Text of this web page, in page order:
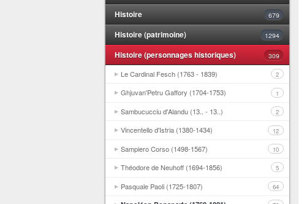
Histoire 679
Histoire (patrimoine) 1294
Histoire (personnages historiques) 309
Le Cardinal Fesch (1763 - 1839) 2
Ghjuvan'Petru Gaffory (1704-1753) 1
Sambucucciu d'Alandu (13.. - 13..) 2
Vincentello d'Istria (1380-1434) 12
Sampiero Corso (1498-1567) 10
Théodore de Neuhoff (1694-1856) 5
Pasquale Paoli (1725-1807) 64